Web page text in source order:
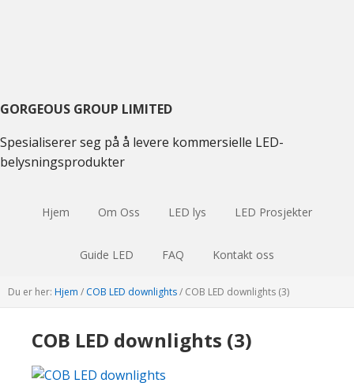
GORGEOUS GROUP LIMITED
Spesialiserer seg på å levere kommersielle LED-
belysningsprodukter
Hjem Om Oss LED lys LED Prosjekter
Guide LED FAQ Kontakt oss
Du er her: Hjem / COB LED downlights/ COB LED downlights (3)
COB LED downlights (3)